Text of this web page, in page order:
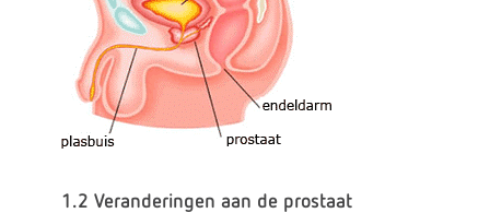
1.2 Veranderingen aan de prostaat